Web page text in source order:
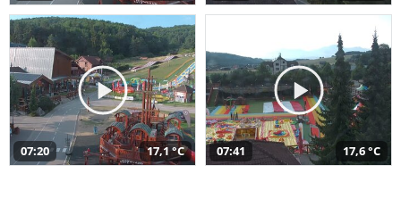
07:20 17,1 °C 07:41 17,6 °C